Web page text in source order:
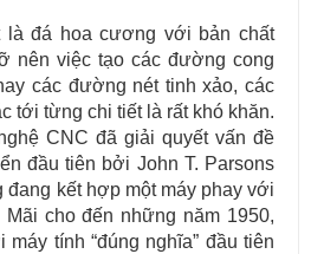
đá hoa cương với bản chất
nên việc tạo các đường cong
các đường nét tinh xảo, các
tới từng chi tiết là rất khó khăn.
CNC đã giải quyết vấn đề
đầu tiên bởi John T. Parsons
đang kết hợp một máy phay với
Mãi cho đến những năm 1950,
tính “đúng nghĩa” đầu tiên